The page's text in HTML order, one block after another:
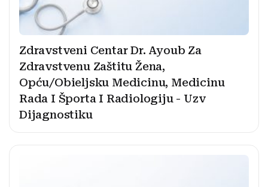
Zdravstveni Centar Dr. Ayoub Za
Zdravstvenu Zaštitu Žena,
Opću/Obieljsku Medicinu, Medicinu
Rada I Športa I Radiologiju - Uzv
Dijagnostiku